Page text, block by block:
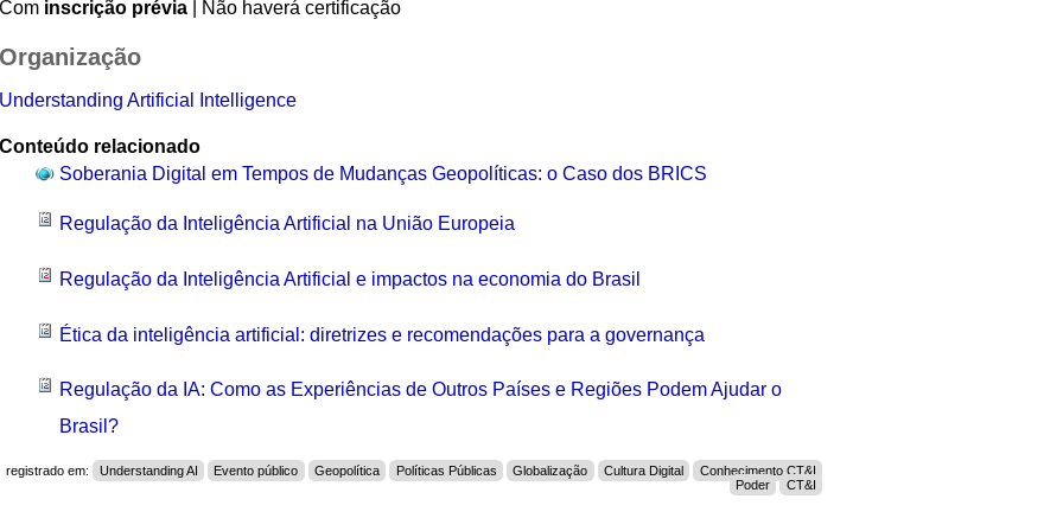
Com inscrição prévia| Não haverá certificação
Organização
Understanding Artificial Intelligence
Conteúdo relacionado
Soberania Digital em Tempos de Mudanças Geopolíticas: o Caso dos BRICS
Regulação da Inteligência Artificial na União Europeia
Regulação da Inteligência Artificial e impactos na economia do Brasil
Ética da inteligência artificial: diretrizes e recomendações para a governança
Regulação da IA: Como as Experiências de Outros Países e Regiões Podem Ajudar o
Brasil?
registrado em: Understanding AI Evento público Geopolítica Políticas Públicas Globalização Cultura Digital
Conhecimento CT&I
Poder
CT&I